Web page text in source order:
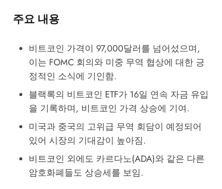
주요 내용
비트코인 가격이 97,000달러를 넘어섰으며,
이는 FOMC 회의와 미중 무역 협상에 대한 긍
정적인 소식에 기인함.
블랙록의 비트코인 ETF가 16일 연속 자금 유입
을 기록하며, 비트코인 가격 상승에 기여.
미국과 중국의 고위급 무역 회담이 예정되어
있어 시장의 기대감이 높아짐.
비트코인 외에도 카르다노(ADA)와 같은 다른
암호화폐들도 상승세를 보임.